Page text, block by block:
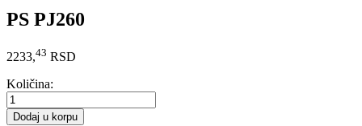
PS PJ260
2233,43 RSD
Količina:
Dodaj u korpu